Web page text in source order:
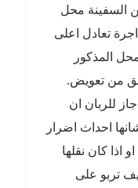
السفينة محل
تعادل اعلى
المذكور
من تعويض.
للربان ان
احداث اضرار
اذا كان نقلها
تربو على